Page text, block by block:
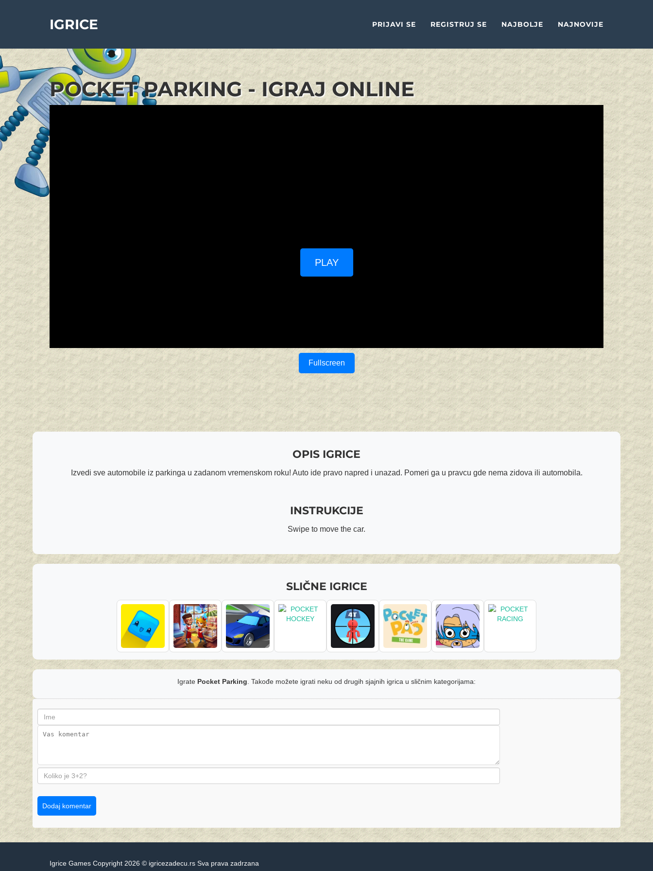
IGRICE PRIJAVI SE REGISTRUJ SE NAJBOLJE NAJNOVIJE
POCKET PARKING - IGRAJ ONLINE
PLAY
Fullscreen
OPIS IGRICE
Izvedi sve automobile iz parkinga u zadanom vremenskom roku! Auto ide pravo napred i unazad. Pomeri ga u pravcu gde nema zidova ili automobila.
INSTRUKCIJE
Swipe to move the car.
SLIČNE IGRICE
Igrate Pocket Parking . Takođe možete igrati neku od drugih sjajnih igrica u sličnim kategorijama:
Dodaj komentar
Igrice Games Copyright 2026 © igricezadecu.rs Sva prava zadrzana